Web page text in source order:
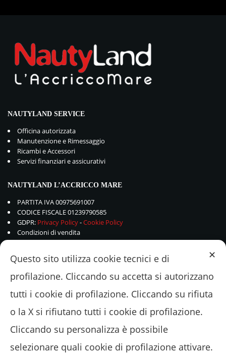
NAUTYLAND SERVICE
Officina autorizzata
Manutenzione e Rimessaggio
Ricambi e Accessori
Servizi finanziari e assicurativi
NAUTYLAND L’ACCRICCO MARE
PARTITA IVA 00975691007
CODICE FISCALE 01239790585
GDPR: Privacy Policy-Cookie Policy
Condizioni di vendita
✕
Questo sito utilizza cookie tecnici e di
profilazione. Cliccando su accetta si autorizzano
tutti i cookie di profilazione. Cliccando su rifiuta
o la X si rifiutano tutti i cookie di profilazione.
Cliccando su personalizza è possibile
selezionare quali cookie di profilazione attivare.